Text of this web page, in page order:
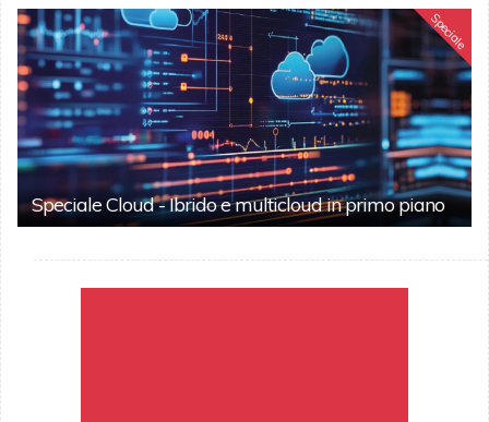
Speciale
Speciale Cloud - Ibrido e multicloud in primo piano